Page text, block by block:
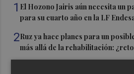
1 El Hozono Jairis aún necesita un
para su cuarto año en la LF
2Ruz ya hace planes para un
más allá de la rehabilitación: